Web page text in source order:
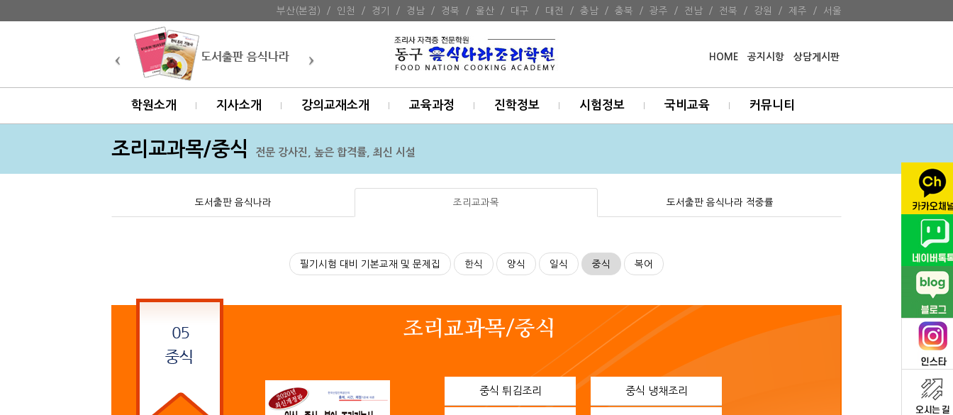
부산(본점) / 인천 / 경기 / 경남 / 경북 / 울산 / 대구 / 대전 / 충남 / 충북 / 광주 / 전남 / 전북 / 강원 / 제주 / 서울
HOME 공지시항 상담게시판
학원소개 지사소개 강의교재소개 교육과정 진학정보 시험정보 국비교육 커뮤니티
조리교과목/중식 전문 강사진, 높은 합격률, 최신 시설
도서출판 음식나라 조리교과목 도서출판 음식나라 적중률
필기시험 대비 기본교재 및 문제집 한식 양식 일식 중식 복어
조리교과목/중식
중식 튀김조리 중식 냉채조리